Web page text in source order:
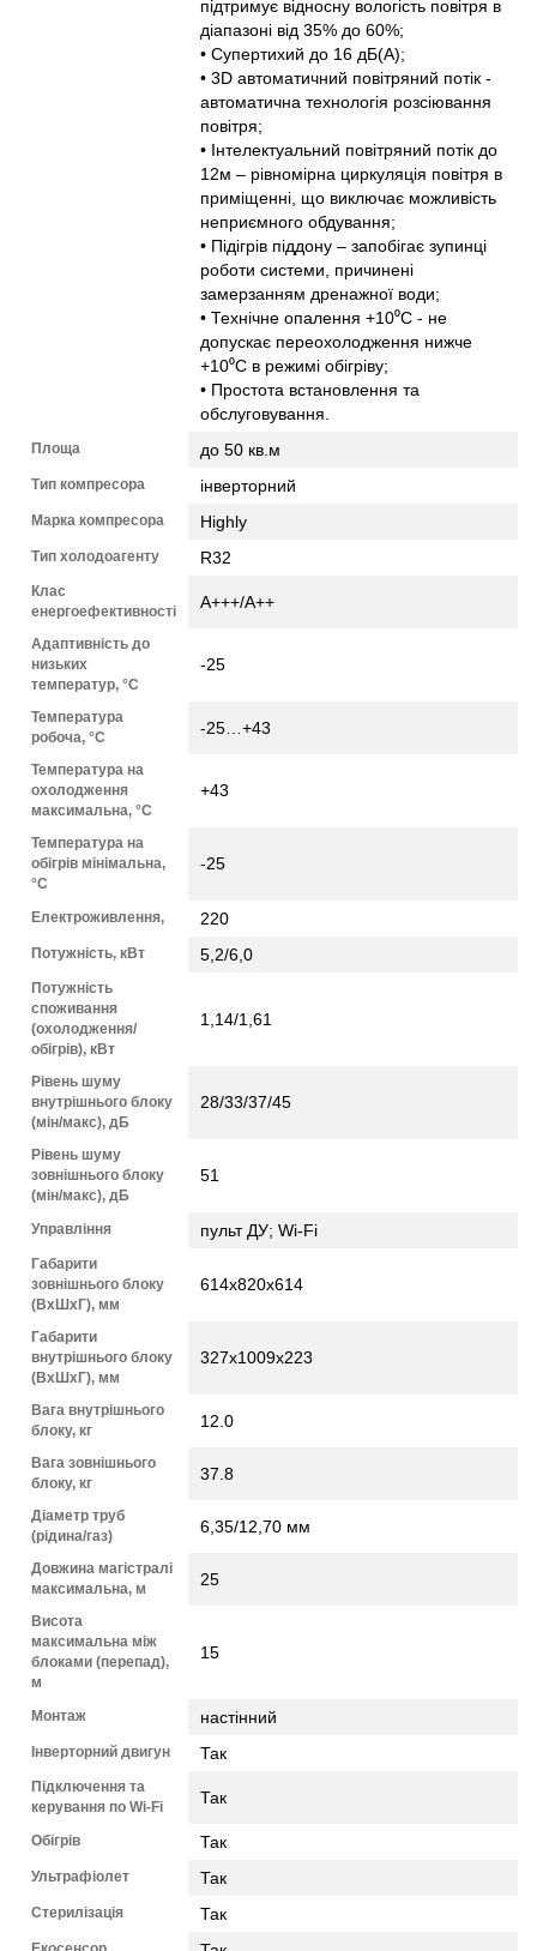
підтримує відносну вологість повітря в
діапазоні від 35% до 60%;
• Супертихий до 16 дБ(А);
• 3D автоматичний повітряний потік -
автоматична технологія розсіювання
повітря;
• Інтелектуальний повітряний потік до
12м – рівномірна циркуляція повітря в
приміщенні, що виключає можливість
неприємного обдування;
• Підігрів піддону – запобігає зупинці
роботи системи, причинені
замерзанням дренажної води;
• Технічне опалення +10⁰С - не
допускає переохолодження нижче
+10⁰С в режимі обігріву;
• Простота встановлення та
обслуговування.
Площа до 50 кв.м
Тип компресора інверторний
Марка компресора Highly
Тип холодоагенту R32
Клас
енергоефективності
A+++/А++
Адаптивність до
низьких
температур, °С
-25
Температура
робоча, °С
-25…+43
Температура на
охолодження
максимальна, °C
+43
Температура на
обігрів мінімальна,
°С
-25
Електроживлення, 220
Потужність, кВт 5,2/6,0
Потужність
споживання
(охолодження/
обігрів), кВт
1,14/1,61
Рівень шуму
внутрішнього блоку
(мін/макс), дБ
28/33/37/45
Рівень шуму
зовнішнього блоку
(мін/макс), дБ
51
Управління пульт ДУ; Wi-Fi
Габарити
зовнішнього блоку
(ВхШхГ), мм
614х820х614
Габарити
внутрішнього блоку
(ВхШхГ), мм
327х1009х223
Вага внутрішнього
блоку, кг
12.0
Вага зовнішнього
блоку, кг
37.8
Діаметр труб
(рідина/газ)
6,35/12,70 мм
Довжина магістралі
максимальна, м
25
Висота
максимальна між
блоками (перепад),
м
15
Монтаж настінний
Інверторний двигун Так
Підключення та
керування по Wi-Fi
Так
Обігрів Так
Ультрафіолет Так
Стерилізація Так